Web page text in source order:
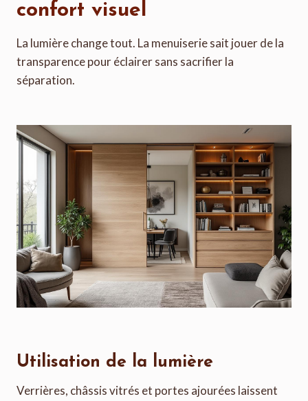
confort visuel
La lumière change tout. La menuiserie sait jouer de la
transparence pour éclairer sans sacrifier la
séparation.
Utilisation de la lumière
Verrières, châssis vitrés et portes ajourées laissent